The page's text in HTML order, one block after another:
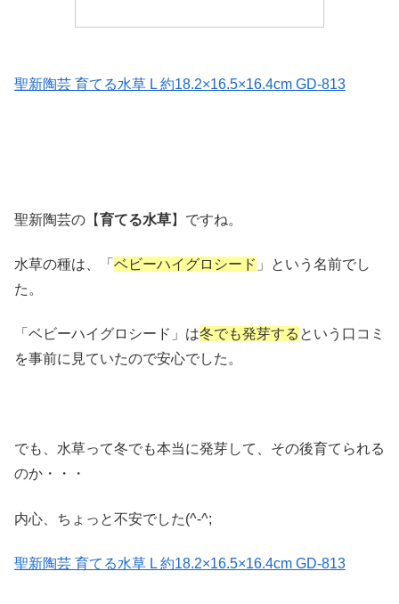
聖新陶芸 育てる水草 L 約18.2×16.5×16.4cm GD-813
聖新陶芸の【育てる水草】ですね。
水草の種は、「 ベビーハイグロシード 」という名前でし
た。
「ベビーハイグロシード」は冬でも発芽する という口コミ
を事前に見ていたので安心でした。
でも、水草って冬でも本当に発芽して、その後育てられる
のか・・・
内心、ちょっと不安でした(^-^;
聖新陶芸 育てる水草 L 約18.2×16.5×16.4cm GD-813